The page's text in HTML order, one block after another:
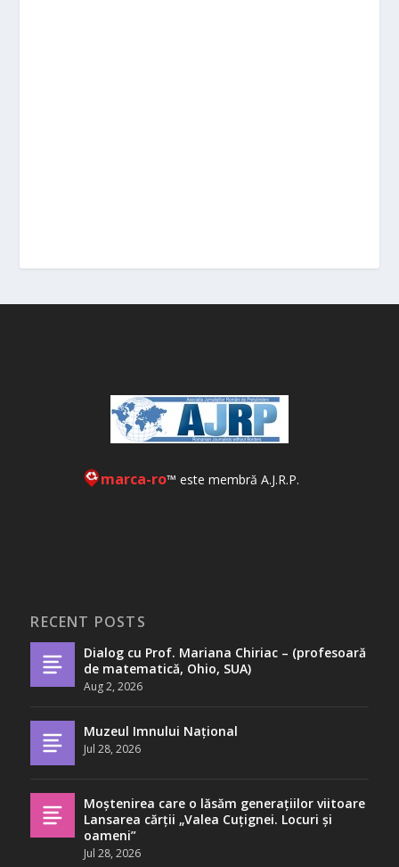
marca-ro™ este membră A.J.R.P.
RECENT POSTS
Dialog cu Prof. Mariana Chiriac – (profesoară
de matematică, Ohio, SUA)
Aug 2, 2026
Muzeul Imnului Național
Jul 28, 2026
Moștenirea care o lăsăm generațiilor viitoare
Lansarea cărții „Valea Cuțignei. Locuri și
oameni”
Jul 28, 2026